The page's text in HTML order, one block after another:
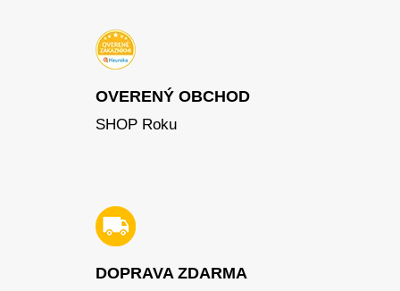
OVERENÝ OBCHOD
SHOP Roku
DOPRAVA ZDARMA